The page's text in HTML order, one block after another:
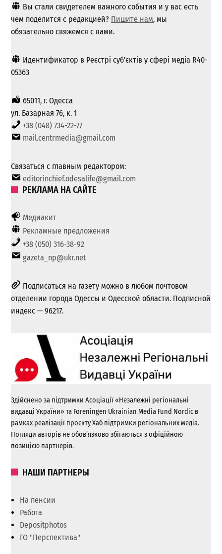
Вы стали свидетелем важного события и у вас есть
чем поделится с редакцией? Пишите нам, мы
обязательно свяжемся с вами.
Идентификатор в Реєстрі суб'єктів у сфері медіа R40-
05363
65011, г. Одесса
ул. Базарная 76, к. 1
+38 (048) 734-22-77
mail.centrmedia@gmail.com
Связаться с главным редактором:
editorinchief.odesalife@gmail.com
РЕКЛАМА НА САЙТЕ
Медиакит
Рекламные предложения
+38 (050) 316-38-92
gazeta_np@ukr.net
Подписаться на газету можно в любом почтовом
отделении города Одессы и Одесской области. Подписной
индекс — 96217.
Здійснено за підтримки Асоціації «Незалежні регіональні
видавці України» та Foreningen Ukrainian Media Fund Nordic в
рамках реалізації проєкту Хаб підтримки регіональних медіа.
Погляди авторів не обов’язково збігаються з офіційною
позицією партнерів.
НАШИ ПАРТНЕРЫ
На пенсии
Работа
Depositphotos
ГО "Перспектива"